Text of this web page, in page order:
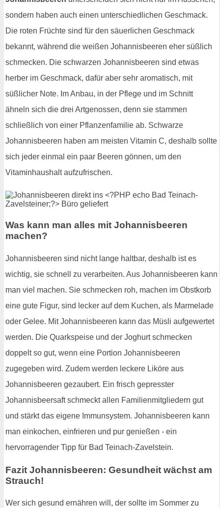
sondern haben auch einen unterschiedlichen Geschmack.
Die roten Früchte sind für den säuerlichen Geschmack
bekannt, während die weißen Johannisbeeren eher süßlich
schmecken. Die schwarzen Johannisbeeren sind etwas
herber im Geschmack, dafür aber sehr aromatisch, mit
süßlicher Note. Im Anbau, in der Pflege und im Schnitt
ähneln sich die drei Artgenossen, denn sie stammen
schließlich von einer Pflanzenfamilie ab. Schwarze
Johannisbeeren haben am meisten Vitamin C, deshalb sollte
sich jeder einmal ein paar Beeren gönnen, um den
Vitaminhaushalt aufzufrischen.
Was kann man alles mit Johannisbeeren
machen?
Johannisbeeren sind nicht lange haltbar, deshalb ist es
wichtig, sie schnell zu verarbeiten. Aus Johannisbeeren kann
man viel machen. Sie schmecken roh, machen im Obstkorb
eine gute Figur, sind lecker auf dem Kuchen, als Marmelade
oder Gelee. Mit Johannisbeeren kann das Müsli aufgewertet
werden. Die Quarkspeise und der Joghurt schmecken
doppelt so gut, wenn eine Portion Johannisbeeren
zugegeben wird. Zudem werden leckere Liköre aus
Johannisbeeren gezaubert. Ein frisch gepresster
Johannisbeersaft schmeckt allen Familienmitgliedern gut
und stärkt das eigene Immunsystem. Johannisbeeren kann
man einkochen, einfrieren und pur genießen - ein
hervorragender Tipp für Bad Teinach-Zavelstein.
Fazit Johannisbeeren: Gesundheit wächst am
Strauch!
Wer sich gesund ernähren will, der sollte im Sommer zu